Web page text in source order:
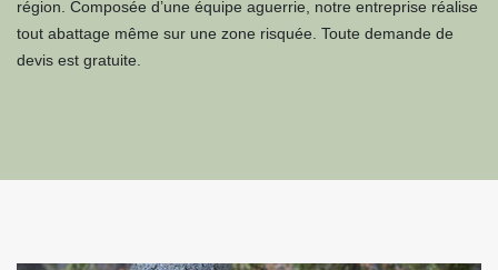
région. Composée d’une équipe aguerrie, notre entreprise réalise
tout abattage même sur une zone risquée. Toute demande de
devis est gratuite.